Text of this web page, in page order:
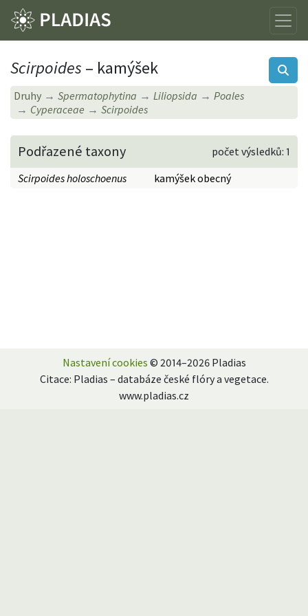
Scirpoides – kamýšek
Druhy Spermatophytina Liliopsida
Poales
Cyperaceae
Scirpoides
Podřazené taxony
počet výsledků: 1
Scirpoides holoschoenus
kamýšek obecný
Nastavení cookies © 2014–2026 Pladias
Citace: Pladias – databáze české flóry a vegetace.
www.pladias.cz